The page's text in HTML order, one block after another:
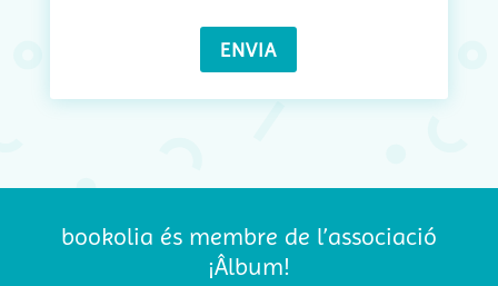
bookolia és membre de l’associació
¡Âlbum!